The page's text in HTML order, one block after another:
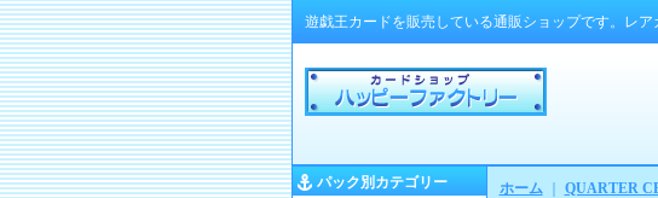
遊戯王カードを販売している通販ショップです。レ
パック別カテゴリー ホーム｜ QUARTER